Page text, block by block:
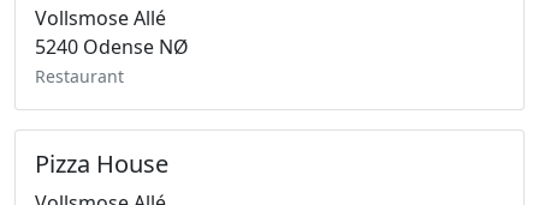
Vollsmose Allé
5240 Odense NØ
Restaurant
Pizza House